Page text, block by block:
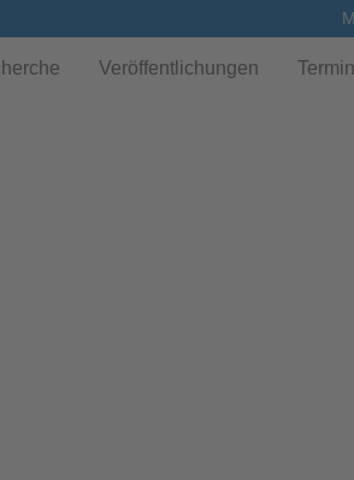
Veröffentlichungen